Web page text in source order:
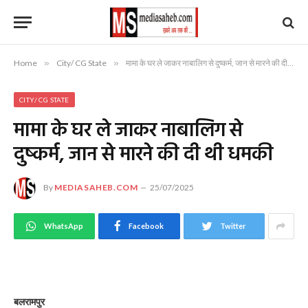
Home » City/ CG State » मामा के घर ले जाकर नाबालिग से दुष्कर्म, जान से मारने की दी थी धमकी
CITY/ CG STATE
मामा के घर ले जाकर नाबालिग से
दुष्कर्म, जान से मारने की दी थी धमकी
By MEDIASAHEB.COM 25/07/2025
WhatsApp Facebook Twitter
बलरामपुर